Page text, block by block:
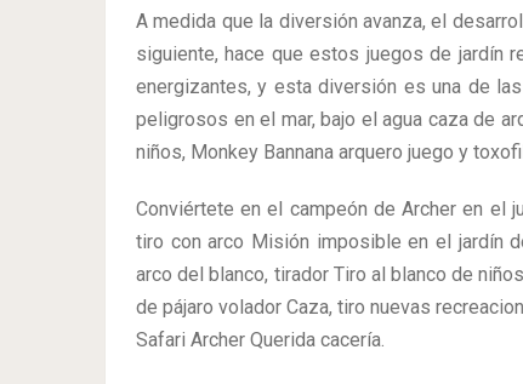
A medida que la diversión avanza, el
siguiente, hace que estos juegos de jardín
energizantes, y esta diversión es una de
peligrosos en el mar, bajo el agua caza de
niños, Monkey Bannana arquero juego y
Conviértete en el campeón de Archer en el
tiro con arco Misión imposible en el jardín
arco del blanco, tirador Tiro al blanco de
de pájaro volador Caza, tiro nuevas
Safari Archer Querida cacería.